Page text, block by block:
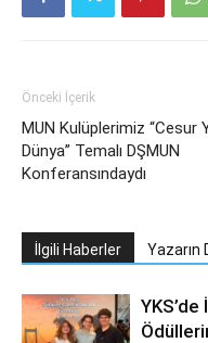
Önceki İçerik
MUN Kulüplerimiz “Cesur
Dünya” Temalı DŞMUN
Konferansındaydı
İlgili Haberler Yazarın